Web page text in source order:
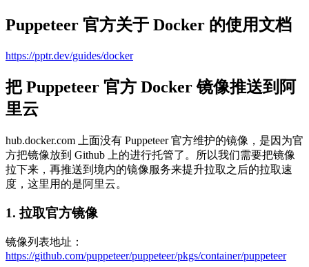
Puppeteer 官方关于 Docker 的使用文档
https://pptr.dev/guides/docker
把 Puppeteer 官方 Docker 镜像推送到阿
里云
hub.docker.com 上面没有 Puppeteer 官方维护的镜像，是因为官
方把镜像放到 Github 上的进行托管了。所以我们需要把镜像
拉下来，再推送到境内的镜像服务来提升拉取之后的拉取速
度，这里用的是阿里云。
1. 拉取官方镜像
镜像列表地址：
https://github.com/puppeteer/puppeteer/pkgs/container/puppeteer